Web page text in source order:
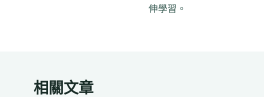
伸學習。
相關文章